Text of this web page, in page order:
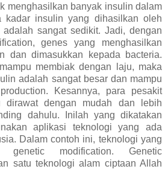
menghasilkan banyak insulin dalam
kadar insulin yang dihasilkan oleh
sangat sedikit. Jadi, dengan
genes yang menghasilkan
dan dimasukkan kepada bacteria.
membiak dengan laju, maka
adalah sangat besar dan mampu
Kesannya, para pesakit
dirawat dengan mudah dan lebih
dahulu. Inilah yang dikatakan
aplikasi teknologi yang ada
Dalam contoh ini, teknologi yang
genetic modification. Genetic
satu teknologi alam ciptaan Allah